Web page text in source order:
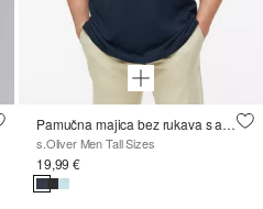
Pamučna majica bez rukava s aplikacijom
s.Oliver Men Tall Sizes
19,99 €